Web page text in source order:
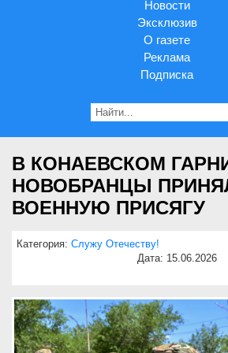
Новости
Эксклюзив
О газете
Реклама
Подписка
В КОНАЕВСКОМ
НОВОБРАНЦЫ
ВОЕННУЮ ПРИСЯГУ
Категория: Служу Отечеству!
Дата: 15.06.2026